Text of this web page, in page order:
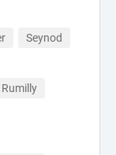
Seynod
Rumilly